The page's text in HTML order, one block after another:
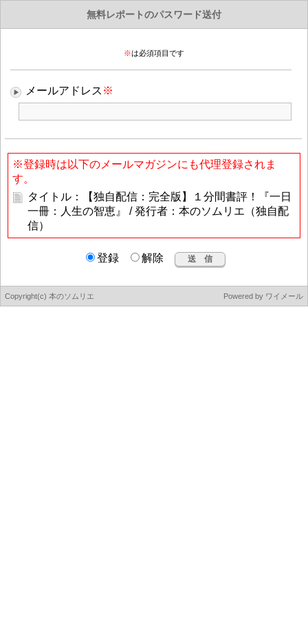
無料レポートのパスワード送付
※は必須項目です
メールアドレス ※
※登録時は以下のメールマガジンにも代理登録されま
す。
タイトル：【独自配信：完全版】１分間書評！『一日
一冊：人生の智恵』 / 発行者：本のソムリエ（独自配
信）
登録 解除
Copyright(c) 本のソムリエ Powered by ワイメール